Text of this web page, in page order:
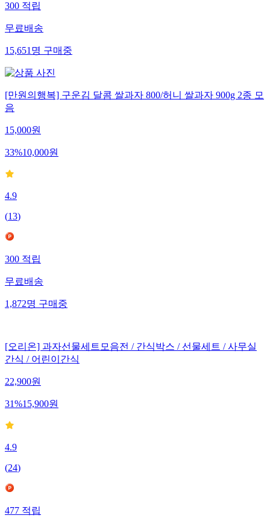
300 적립
무료배송
15,651 명 구매중
[만원의행복] 구운김 달콤 쌀과자 800/허니 쌀과자 900g 2종 모
음
15,000원
33%10,000원
4.9
(13)
300 적립
무료배송
1,872명 구매중
[오리온] 과자선물세트모음전 / 간식박스 / 선물세트 / 사무실
간식 / 어린이간식
22,900원
31%15,900원
4.9
(24)
477 적립